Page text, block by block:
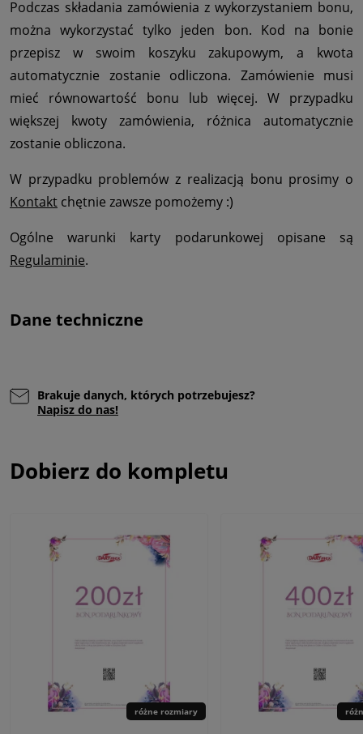
Podczas składania zamówienia z wykorzystaniem bonu,
można wykorzystać tylko jeden bon. Kod na bonie
przepisz w swoim koszyku zakupowym, a kwota
automatycznie zostanie odliczona. Zamówienie musi
mieć równowartość bonu lub więcej. W przypadku
większej kwoty zamówienia, różnica automatycznie
zostanie obliczona.
W przypadku problemów z realizacją bonu prosimy o
Kontakt chętnie zawsze pomożemy :)
Ogólne warunki karty podarunkowej opisane są
Regulaminie.
Dane techniczne
Brakuje danych, których potrzebujesz?
Napisz do nas!
Dobierz do kompletu
różne rozmiary